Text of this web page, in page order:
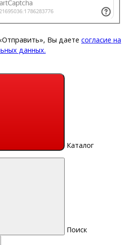
Вы даете согласие на
данных.
Каталог
Поиск